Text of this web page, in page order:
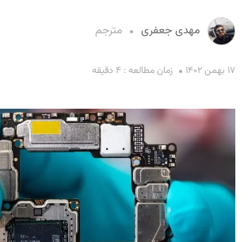
مهدی جعفری مترجم
۱۷ بهمن ۱۴۰۲ زمان مطالعه : ۴ دقیقه